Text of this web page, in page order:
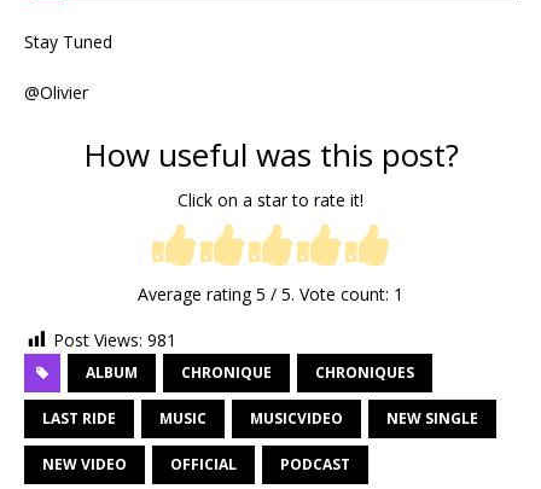
Stay Tuned
@Olivier
How useful was this post?
Click on a star to rate it!
Average rating5 / 5. Vote count: 1
Post Views: 981
ALBUM CHRONIQUE CHRONIQUES
LAST RIDE MUSIC MUSICVIDEO NEW SINGLE
NEW VIDEO OFFICIAL PODCAST